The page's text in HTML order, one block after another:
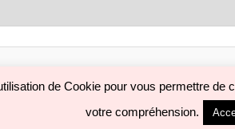
Politique de confidentialité
de Cookie pour vous permettre
votre compréhension.